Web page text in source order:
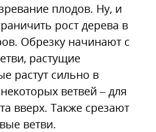
плодов. Ну, и
рост дерева в
Обрезку начинают с
растущие
растут сильно в
ветвей – для
вверх. Также срезают
ветви.